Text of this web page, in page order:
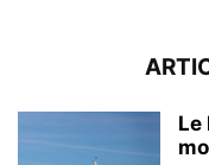
Le